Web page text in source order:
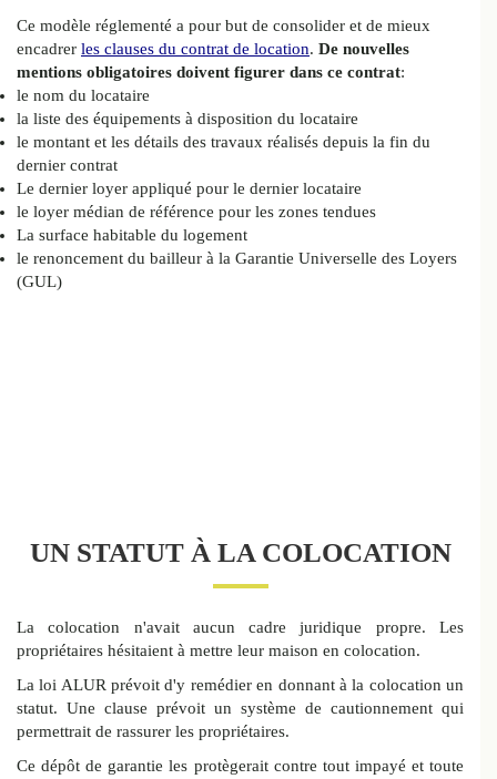
Ce modèle réglementé a pour but de consolider et de mieux
encadrer les clauses du contrat de location. De nouvelles
mentions obligatoires doivent figurer dans ce contrat:
le nom du locataire
la liste des équipements à disposition du locataire
le montant et les détails des travaux réalisés depuis la fin du
dernier contrat
Le dernier loyer appliqué pour le dernier locataire
le loyer médian de référence pour les zones tendues
La surface habitable du logement
le renoncement du bailleur à la Garantie Universelle des Loyers
(GUL)
UN STATUT À LA COLOCATION
La colocation n'avait aucun cadre juridique propre. Les
propriétaires hésitaient à mettre leur maison en colocation.
La loi ALUR prévoit d'y remédier en donnant à la colocation un
statut. Une clause prévoit un système de cautionnement qui
permettrait de rassurer les propriétaires.
Ce dépôt de garantie les protègerait contre tout impayé et toute